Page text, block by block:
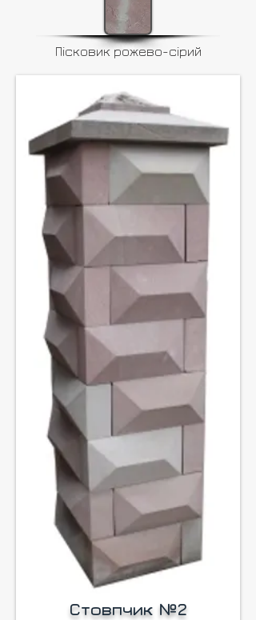
Пісковик рожево-сірий
Cтовпчик №2